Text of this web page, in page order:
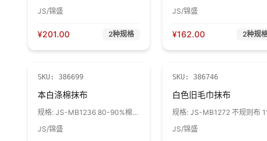
JS/锦盛
¥201.00 2种规格
上（抹布是由断料做成,稍微
1包
JS/锦盛
¥162.00 2种规
SKU: 386699
本白涤棉抹布
规格: JS-MB1236 80-90%棉
JS/锦盛
SKU: 386746
白色旧毛巾抹布
规格: JS-MB1272 不规则布 1
JS/锦盛